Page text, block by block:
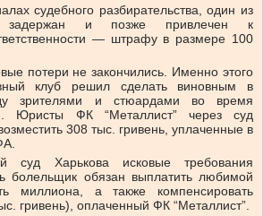
судебного разбирательства, один из
задержан и позже привлечен к
— штрафу в размере 100
потери не закончились. Именно этого
клуб решил сделать виновным в
зрителями и стюардами во время
Юристы ФК “Металлист” через суд
308 тыс. гривень, уплаченные в
суд Харькова исковые требования
болельщик обязан выплатить любимой
миллиона, а также компенсировать
гривень), оплаченный ФК “Металлист”.